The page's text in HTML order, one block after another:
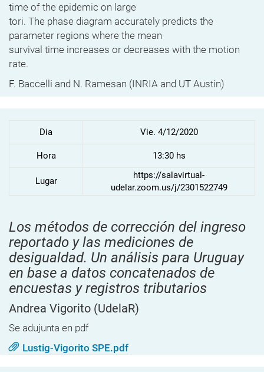
time of the epidemic on large
tori. The phase diagram accurately predicts the
parameter regions where the mean
survival time increases or decreases with the motion
rate.
F. Baccelli and N. Ramesan (INRIA and UT Austin)
Dia Vie. 4/12/2020
Hora 13:30 hs
Lugar
https://salavirtual-
udelar.zoom.us/j/2301522749
Los métodos de corrección del ingreso
reportado y las mediciones de
desigualdad. Un análisis para Uruguay
en base a datos concatenados de
encuestas y registros tributarios
Andrea Vigorito (UdelaR)
Se adujunta en pdf
Lustig-Vigorito SPE.pdf